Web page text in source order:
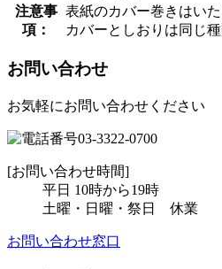
注意事
項：
表紙のカバー巻きはいた
カバーとしおりは同じ
お問い合わせ
お気軽にお問い合わせください
[お問い合わせ時間]
平日 10時から19時
土曜・日曜・祭日 休業
お問い合わせ窓口